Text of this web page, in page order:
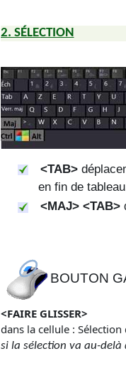
2. SÉLECTION
<TAB>
en fin de
<MAJ> <TAB>
BOUTON
<FAIRE GLISSER>
dans la cellule : Sélection
si la sélection va au-delà